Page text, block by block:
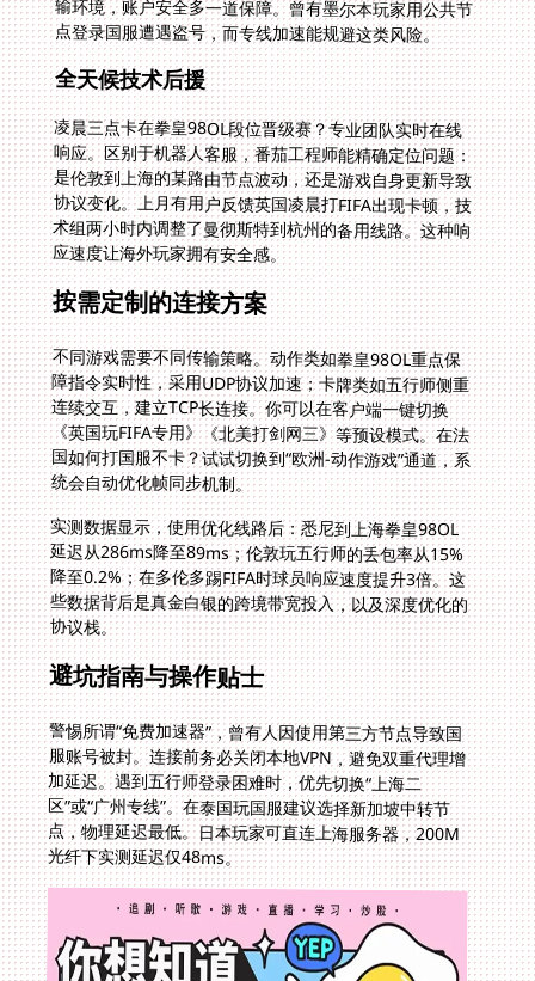
点登录国服遭遇盗号，而专线加速能规避这类风险。
全天候技术后援
凌晨三点卡在拳皇98OL段位晋级赛？专业团队实时在线
响应。区别于机器人客服，番茄工程师能精确定位问题：
是伦敦到上海的某路由节点波动，还是游戏自身更新导致
协议变化。上月有用户反馈英国凌晨打FIFA出现卡顿，技
术组两小时内调整了曼彻斯特到杭州的备用线路。这种响
应速度让海外玩家拥有安全感。
按需定制的连接方案
不同游戏需要不同传输策略。动作类如拳皇98OL重点保
障指令实时性，采用UDP协议加速；卡牌类如五行师侧重
连续交互，建立TCP长连接。你可以在客户端一键切换
《英国玩FIFA专用》《北美打剑网三》等预设模式。在法
国如何打国服不卡？试试切换到“欧洲-动作游戏”通道，系
统会自动优化帧同步机制。
实测数据显示，使用优化线路后：悉尼到上海拳皇98OL
延迟从286ms降至89ms；伦敦玩五行师的丢包率从15%
降至0.2%；在多伦多踢FIFA时球员响应速度提升3倍。这
些数据背后是真金白银的跨境带宽投入，以及深度优化的
协议栈。
避坑指南与操作贴士
警惕所谓“免费加速器”，曾有人因使用第三方节点导致国
服账号被封。连接前务必关闭本地VPN，避免双重代理增
加延迟。遇到五行师登录困难时，优先切换“上海二
区”或“广州专线”。在泰国玩国服建议选择新加坡中转节
点，物理延迟最低。日本玩家可直连上海服务器，200M
光纤下实测延迟仅48ms。